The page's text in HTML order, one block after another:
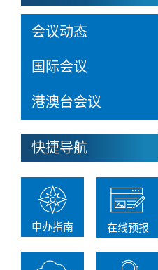
会议动态
国际会议
港澳台会议
快捷导航
申办指南 在线预报